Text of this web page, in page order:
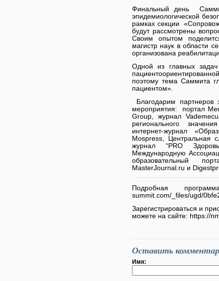
Финальный день
эпидемиологической
рамках секции
будут рассмотрены
Своим опытом
магистр наук в области
организована
Одной из главных
поэтому тема Саммита
пациентом».
Благодарим
мероприятия: портал
Group, журнал
регионального
интернет-журнал
Mospress, Центральная
журнал “PRO
Международную
образовательный
MasterJournal.ru и
Подробная
summit.com/_files/ugd/
Зарегистрироваться и
можете на сайте: https://
Оставить
Имя: